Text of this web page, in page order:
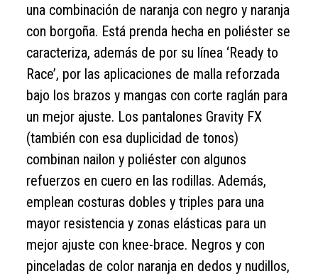
una combinación de naranja con negro y naranja
con borgoña. Está prenda hecha en poliéster se
caracteriza, además de por su línea ‘Ready to
Race’, por las aplicaciones de malla reforzada
bajo los brazos y mangas con corte raglán para
un mejor ajuste. Los pantalones Gravity FX
(también con esa duplicidad de tonos)
combinan nailon y poliéster con algunos
refuerzos en cuero en las rodillas. Además,
emplean costuras dobles y triples para una
mayor resistencia y zonas elásticas para un
mejor ajuste con knee-brace. Negros y con
pinceladas de color naranja en dedos y nudillos,